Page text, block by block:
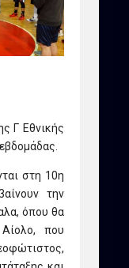
Γ Εθνικής
στη 10η
την
όπου θα
που